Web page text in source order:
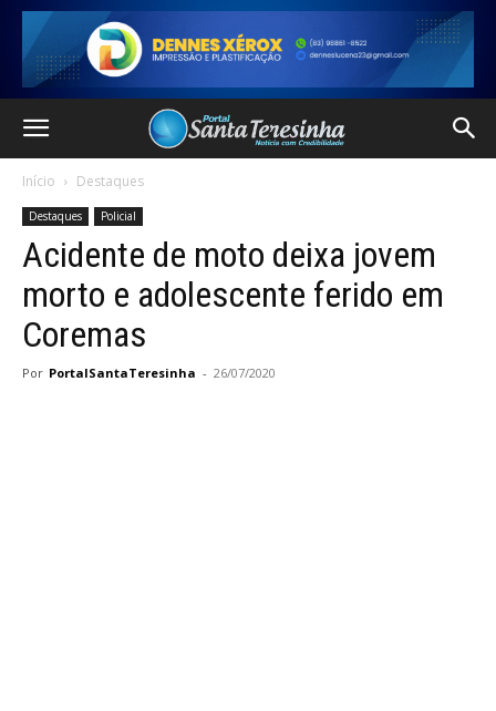
Início Destaques
Destaques Policial
Acidente de moto deixa jovem
morto e adolescente ferido em
Coremas
Por PortalSantaTeresinha - 26/07/2020